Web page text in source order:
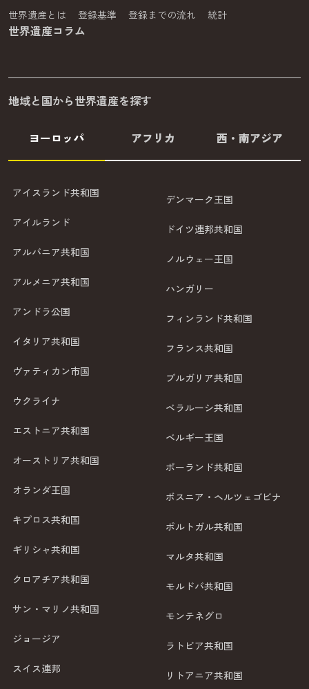
世界遺産とは 登録基準 登録までの流れ 統計
世界遺産コラム
地域と国から世界遺産を探す
ヨーロッパ アフリカ 西・南アジア
アイスランド共和国
アイルランド
アルバニア共和国
アルメニア共和国
アンドラ公国
イタリア共和国
ヴァティカン市国
ウクライナ
エストニア共和国
オーストリア共和国
オランダ王国
キプロス共和国
ギリシャ共和国
クロアチア共和国
サン・マリノ共和国
ジョージア
スイス連邦
デンマーク王国
ドイツ連邦共和国
ノルウェー王国
ハンガリー
フィンランド共和国
フランス共和国
ブルガリア共和国
ベラルーシ共和国
ベルギー王国
ポーランド共和国
ボスニア・ヘルツェゴビナ
ポルトガル共和国
マルタ共和国
モルドバ共和国
モンテネグロ
ラトビア共和国
リトアニア共和国